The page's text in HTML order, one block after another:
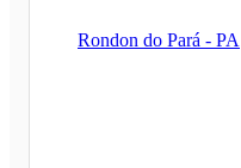
Rondon do Pará - PA